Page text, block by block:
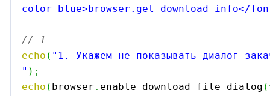
color=blue>browser.get_download_info</
// 1
echo ( "1. Укажем не показывать диалог
" ) ;
echo ( browser . enable_download_file_dialog (